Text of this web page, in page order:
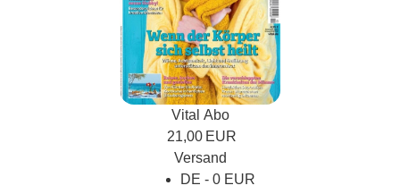
Vital Abo
21,00 EUR
Versand
DE - 0 EUR